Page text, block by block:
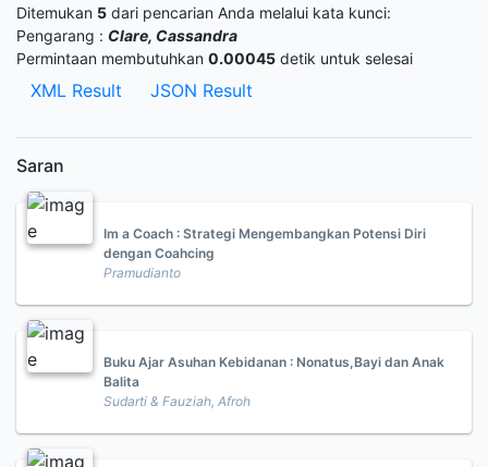
Ditemukan 5 dari pencarian Anda melalui kata kunci:
Pengarang : Clare, Cassandra
Permintaan membutuhkan 0.00045 detik untuk selesai
XML Result JSON Result
Saran
Im a Coach : Strategi Mengembangkan Potensi Diri
dengan Coahcing
Pramudianto
Buku Ajar Asuhan Kebidanan : Nonatus,Bayi dan Anak
Balita
Sudarti & Fauziah, Afroh